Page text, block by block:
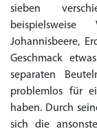
sieben
Johannisbeere,
Geschmack
separaten
problemlos für
haben. Durch
sich die